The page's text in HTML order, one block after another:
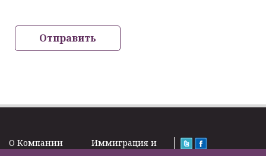
Отправить
O Kомпании
Иммиграция и